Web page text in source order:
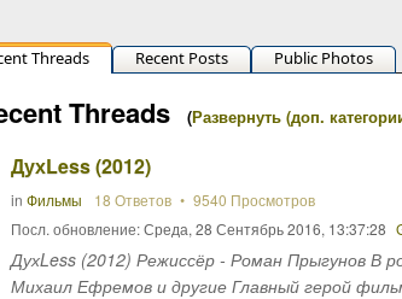
Threads Recent Posts Public Photos
Threads (Развернуть (доп.
ДухLess (2012)
in Фильмы 18 Ответов
9540 Просмотров
Посл. обновление:Среда, 28 Сентябрь 2016, 13:37:28
ДухLess (2012) Режиссёр - Роман Прыгунов В
Михаил Ефремов и другие Главный герой